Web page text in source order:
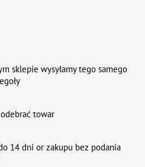
sklepie wysyłamy tego samego
towar
14 dni or zakupu bez podania